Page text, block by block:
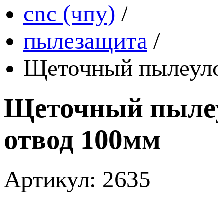
cnc (чпу) /
пылезащита /
Щеточный
Щеточный
отвод 100мм
Артикул: 2635